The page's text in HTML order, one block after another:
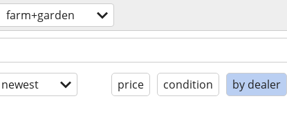
farm+garden
newest price condition by dealer